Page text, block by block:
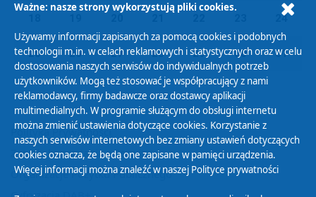
24
25 26 27 28 29 30 31
Polityka Prywatności
Zasady korzystania z Serwisu
Organizacje Pożytku Publicznego
Ważne: nasze strony wykorzystują pliki cookies.
Używamy informacji zapisanych za pomocą cookies i podobnych
technologii m.in. w celach reklamowych i statystycznych oraz w celu
dostosowania naszych serwisów do indywidualnych potrzeb
użytkowników. Mogą też stosować je współpracujący z nami
reklamodawcy, firmy badawcze oraz dostawcy aplikacji
multimedialnych. W programie służącym do obsługi internetu
można zmienić ustawienia dotyczące cookies. Korzystanie z
naszych serwisów internetowych bez zmiany ustawień dotyczących
cookies oznacza, że będą one zapisane w pamięci urządzenia.
Więcej informacji można znaleźć w naszej Polityce prywatności